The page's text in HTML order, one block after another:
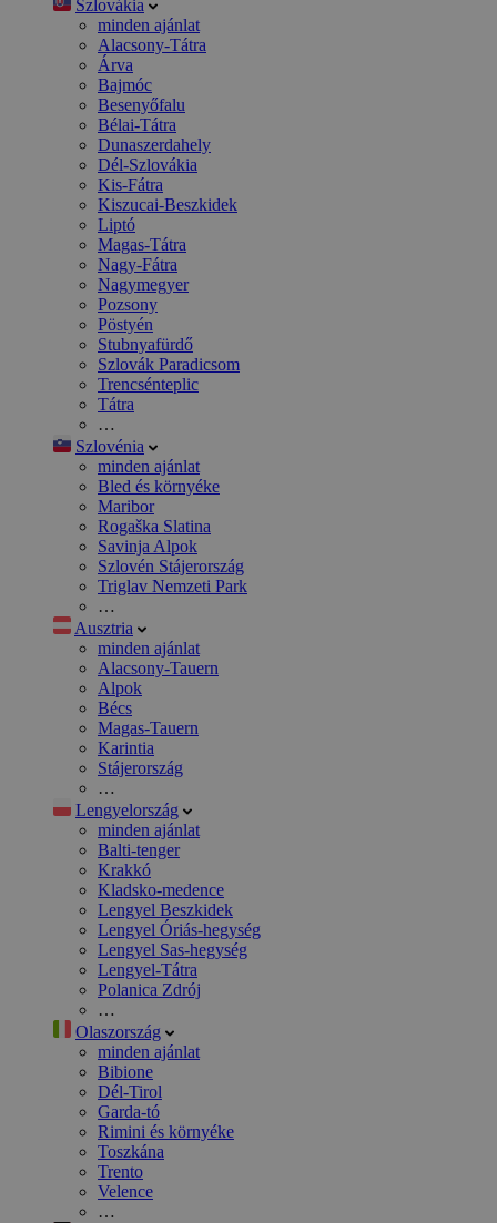
Szlovákia
minden ajánlat
Alacsony-Tátra
Árva
Bajmóc
Besenyőfalu
Bélai-Tátra
Dunaszerdahely
Dél-Szlovákia
Kis-Fátra
Kiszucai-Beszkidek
Liptó
Magas-Tátra
Nagy-Fátra
Nagymegyer
Pozsony
Pöstyén
Stubnyafürdő
Szlovák Paradicsom
Trencsénteplic
Tátra
…
Szlovénia
minden ajánlat
Bled és környéke
Maribor
Rogaška Slatina
Savinja Alpok
Szlovén Stájerország
Triglav Nemzeti Park
…
Ausztria
minden ajánlat
Alacsony-Tauern
Alpok
Bécs
Magas-Tauern
Karintia
Stájerország
…
Lengyelország
minden ajánlat
Balti-tenger
Krakkó
Kladsko-medence
Lengyel Beszkidek
Lengyel Óriás-hegység
Lengyel Sas-hegység
Lengyel-Tátra
Polanica Zdrój
…
Olaszország
minden ajánlat
Bibione
Dél-Tirol
Garda-tó
Rimini és környéke
Toszkána
Trento
Velence
…